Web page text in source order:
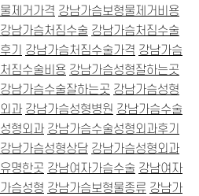
물제거가격 강남가슴보형물제거비용
강남가슴처짐수술 강남가슴처짐수술
후기
강남가슴처짐수술가격 강남가슴
처짐수술비용 강남가슴성형잘하는곳
강남가슴수술잘하는곳 강남가슴성형
외과 강남가슴성형병원 강남가슴수술
성형외과 강남가슴수술성형외과후기
강남가슴성형상담 강남가슴성형외과
유명한곳 강남여자가슴수술 강남여자
가슴성형 강남가슴보형물종류 강남가